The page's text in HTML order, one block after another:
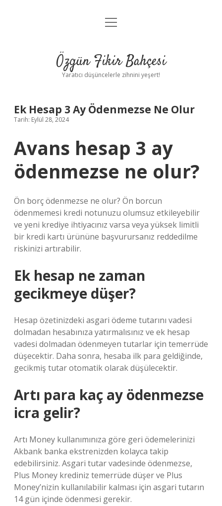
Anasayfa
Yasal Uyarı
menüyü
Özgün Fikir Bahçesi
Yaratıcı düşüncelerle zihnini yeşert!
Ek Hesap 3 Ay Ödenmezse Ne Olur
Tarih: Eylül 28, 2024
Avans hesap 3 ay
ödenmezse ne olur?
Ön borç ödenmezse ne olur? Ön borcun
ödenmemesi kredi notunuzu olumsuz etkileyebilir
ve yeni krediye ihtiyacınız varsa veya yüksek limitli
bir kredi kartı ürününe başvurursanız reddedilme
riskinizi artırabilir.
Ek hesap ne zaman
gecikmeye düşer?
Hesap özetinizdeki asgari ödeme tutarını vadesi
dolmadan hesabınıza yatırmalısınız ve ek hesap
vadesi dolmadan ödenmeyen tutarlar için temerrüde
düşecektir. Daha sonra, hesaba ilk para geldiğinde,
gecikmiş tutar otomatik olarak düşülecektir.
Artı para kaç ay ödenmezse
icra gelir?
Artı Money kullanımınıza göre geri ödemelerinizi
Akbank banka ekstrenizden kolayca takip
edebilirsiniz. Asgari tutar vadesinde ödenmezse,
Plus Money krediniz temerrüde düşer ve Plus
Money’nizin kullanılabilir kalması için asgari tutarın
14 gün içinde ödenmesi gerekir.